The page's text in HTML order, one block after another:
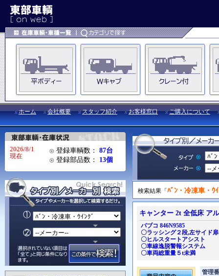
ホーム 会社概要 スタッフ紹介 お客様窓口 ご購入について
2026/8/1
現在
登録車輌数：
87台
登録部品数：
13個
検索結果「 ﾊﾞﾝ・冷凍車・ｳ
キャンター 2t 全低床 ア
パブコ 846N9585
〇ラッシング２段,左サイド扉
〇ヒルスタートアシスト
〇車線逸脱警報システム
〇車両総重量５t未満
管理